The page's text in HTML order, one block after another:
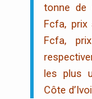
tonne de
Fcfa, prix
Fcfa,
les plus
Côte